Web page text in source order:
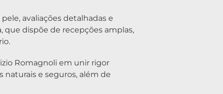
avaliações detalhadas e
dispõe de recepções amplas,
Romagnoli em unir rigor
e seguros, além de